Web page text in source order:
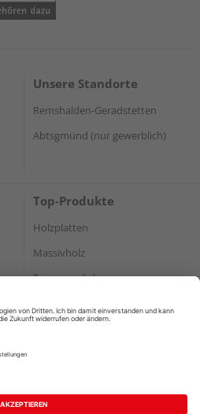
Unsere Standorte
Remshalden-Geradstetten
Abtsgmünd (nur gewerblich)
Top-Produkte
Holzplatten
Massivholz
Terrassendielen
AGB
Barrierefreiheitserklärung